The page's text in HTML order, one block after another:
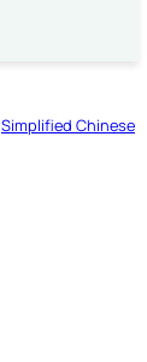
Simplified Chinese